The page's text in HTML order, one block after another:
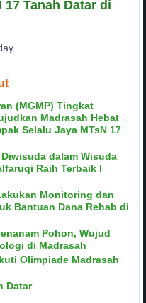
Tanah Datar di
(MGMP) Tingkat
Madrasah Hebat
Selalu Jaya MTsN 17
Diwisuda dalam Wisuda
Raih Terbaik I
Monitoring dan
Bantuan Dana Rehab di
Pohon, Wujud
di Madrasah
Olimpiade Madrasah
Datar